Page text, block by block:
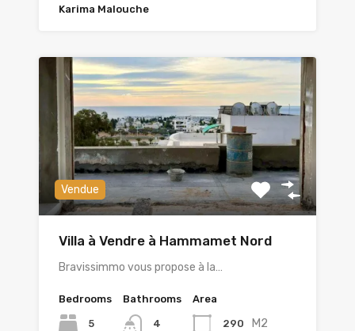
Karima Malouche
Vendue
Villa à Vendre à Hammamet Nord
Bravissimmo vous propose à la…
Bedrooms
5
Bathrooms
4
Area
290 M2